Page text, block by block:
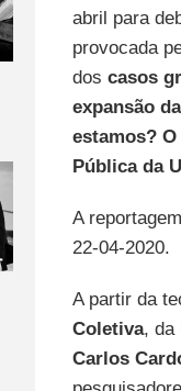
abril para
provocada
dos casos
expansão
estamos?
Pública da
A
22-04-2020.
A partir da
Coletiva, da
Carlos